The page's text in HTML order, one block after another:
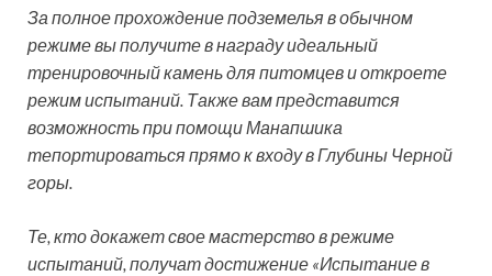
За полное прохождение подземелья в обычном
режиме вы получите в награду идеальный
тренировочный камень для питомцев и откроете
режим испытаний. Также вам представится
возможность при помощи Манапшика
тепортироваться прямо к входу в Глубины Черной
горы.
Те, кто докажет свое мастерство в режиме
испытаний, получат достижение «Испытание в